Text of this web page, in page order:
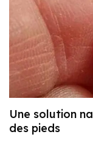
Une solution
des pieds